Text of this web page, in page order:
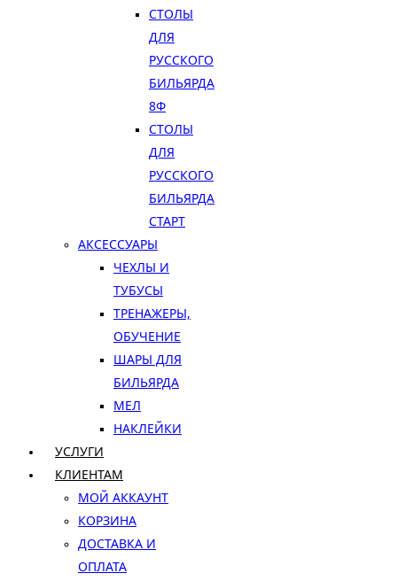
СТОЛЫ
ДЛЯ
РУССКОГО
БИЛЬЯРДА
8Ф
СТОЛЫ
ДЛЯ
РУССКОГО
БИЛЬЯРДА
СТАРТ
АКСЕССУАРЫ
ЧЕХЛЫ И
ТУБУСЫ
ТРЕНАЖЕРЫ,
ОБУЧЕНИЕ
ШАРЫ ДЛЯ
БИЛЬЯРДА
МЕЛ
НАКЛЕЙКИ
УСЛУГИ
КЛИЕНТАМ
МОЙ АККАУНТ
КОРЗИНА
ДОСТАВКА И
ОПЛАТА